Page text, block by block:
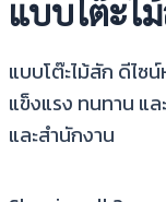
แบบโต๊ะไ
แบบโต๊ะไม้สัก ดีไซ
แข็งแรง ทนทาน แ
และสำนักงาน